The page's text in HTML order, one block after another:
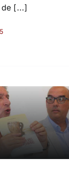
[...]